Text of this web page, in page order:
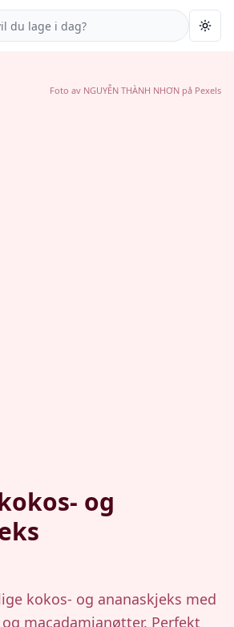
og
kokos- og ananaskjeks med
macadamianøtter. Perfekt
Foto av NGUYỄN THÀNH NHƠN på Pexels